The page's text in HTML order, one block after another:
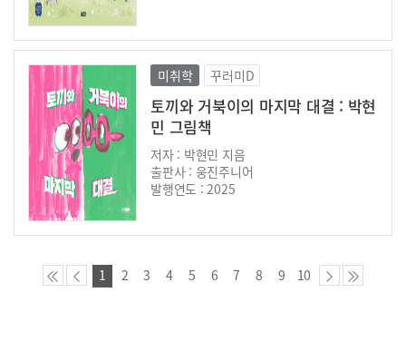
미취학 꾸러미D
토끼와 거북이의 마지막 대결 : 박현
민 그림책
저자 : 박현민 지음
출판사 : 웅진주니어
발행연도 : 2025
1 2 3 4 5 6 7 8 9 10